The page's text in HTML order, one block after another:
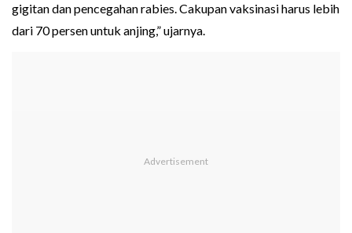
gigitan dan pencegahan rabies. Cakupan vaksinasi harus lebih
dari 70 persen untuk anjing,” ujarnya.